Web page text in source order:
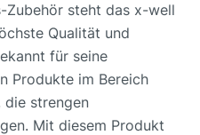
Zubehör steht das x-well
Qualität und
für seine
Produkte im Bereich
die strengen
Mit diesem Produkt